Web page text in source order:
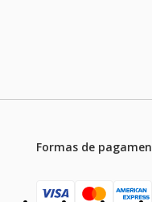
Formas de